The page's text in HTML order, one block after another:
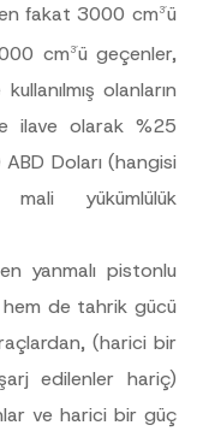
fakat 3000 cm3’ü
cm3’ü geçenler,
olanların
ilave olarak %25
Doları (hangisi
yükümlülük
yanmalı pistonlu
de tahrik gücü
(harici bir
edilenler hariç)
ve harici bir güç
s
N
c
P
a
y